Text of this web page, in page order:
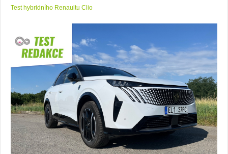
Test hybridního Renaultu Clio